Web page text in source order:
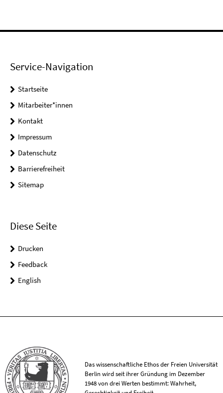
Service-Navigation
Startseite
Mitarbeiter*innen
Kontakt
Impressum
Datenschutz
Barrierefreiheit
Sitemap
Diese Seite
Drucken
Feedback
English
Das wissenschaftliche Ethos der Freien Universität
Berlin wird seit ihrer Gründung im Dezember
1948 von drei Werten bestimmt: Wahrheit,